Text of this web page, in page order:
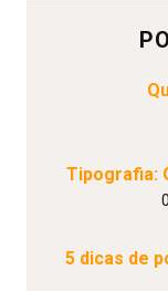
Tipografia:
5 dicas de